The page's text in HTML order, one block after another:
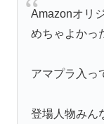
Amazonオリ
めちゃよかっ
アマプラ入っ
登場人物みん